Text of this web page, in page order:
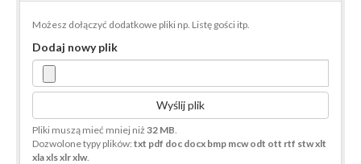
Możesz dołączyć dodatkowe pliki np. Listę gości itp.
Dodaj nowy plik
Wyślij plik
Pliki muszą mieć mniej niż32 MB
Dozwolone typy plików:txt pdf doc docx bmp mcw odt ott rtf stw xlt
xla xls xlr xlw.